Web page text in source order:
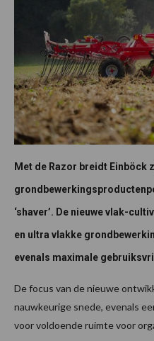
Met de Razor breidt Einböck
‘shaver’. De nieuwe vlak-
en ultra vlakke
evenals maximale
De focus van de nieuwe
nauwkeurige snede, evenals
voor voldoende ruimte voor